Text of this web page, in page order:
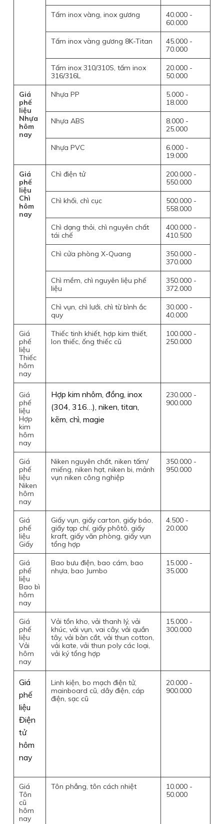
Tấm inox vàng, inox gương
40.000 -
60.000
Tấm inox vàng gương 8K-Titan
45.000 -
70.000
Tấm inox 310/310S, tấm inox
316/316L
20.000 -
50.000
Giá
phế
liệu
Nhựa
hôm
nay
Nhựa PP
5.000 -
18.000
Nhựa ABS
8.000 -
25.000
Nhựa PVC
6.000 -
19.000
Giá
phế
liệu
Chì
hôm
nay
Chì điện tử
200.000 -
550.000
Chì khối, chì cục
500.000 -
558.000
Chì dạng thỏi, chì nguyên chất
tái chế
400.000 -
410.500
Chì cửa phòng X-Quang
350.000 -
370.000
Chì mềm, chì nguyên liệu phế
liệu
350.000 -
372.000
Chì vụn, chì lưới, chì từ bình ắc
quy
30.000 -
40.000
Giá
phế
liệu
Thiếc
hôm
nay
Thiếc tinh khiết, hợp kim thiết,
lon thiếc, ống thiếc cũ
100.000 -
250.000
Giá
phế
liệu
Hợp
kim
hôm
nay
Hợp kim nhôm, đồng, inox
(304, 316…), niken, titan,
kẽm, chì, magie
230.000 -
900.000
Giá
phế
liệu
Niken
hôm
nay
Niken nguyên chất, niken tấm/
miếng, niken hạt, niken bi, mảnh
vụn niken công nghiệp
350.000 -
950.000
Giá
phế
liệu
Giấy
Giấy vụn, giấy carton, giấy báo,
giấy tạp chí, giấy phôtô, giấy
kraft, giấy văn phòng, giấy vụn
tổng hợp
4.500 -
20.000
Giá
phế
liệu
Bao bì
hôm
nay
Bao bưu điện, bao cám, bao
nhựa, bao Jumbo
15.000 -
35.000
Giá
phế
liệu
Vải
hôm
nay
Vải tồn kho, vải thanh lý, vải
khúc, vải vụn, vai cây, vải quần
tây, vải bàn cắt, vải thun cotton,
vải kate, vải thun poly các loại,
vải ký tổng hợp
15.000 -
300.000
Giá
phế
liệu
Điện
tử
hôm
nay
Linh kiện, bo mạch điện tử,
mainboard cũ, dây điện, cáp
điện, sạc cũ
20.000 -
900.000
Giá
Tôn
cũ
hôm
nay
Tôn phẳng, tôn cách nhiệt
10.000 -
50.000